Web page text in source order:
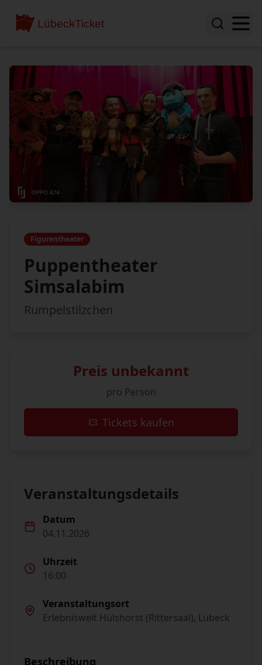
Figurentheater
Puppentheater
Simsalabim
Rumpelstilzchen
Preis unbekannt
pro Person
Tickets kaufen
Veranstaltungsdetails
Datum
04.11.2026
Uhrzeit
16:00
Veranstaltungsort
Erlebniswelt Hülshorst (Rittersaal), Lübeck
Beschreibung